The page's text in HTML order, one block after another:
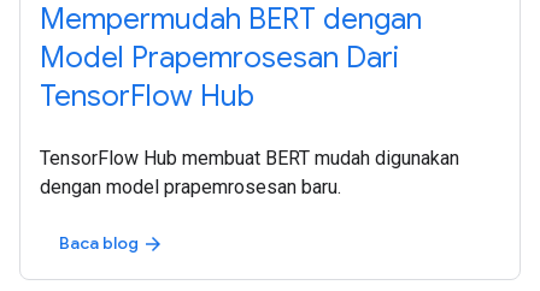
Mempermudah BERT dengan
Model Prapemrosesan Dari
TensorFlow Hub
TensorFlow Hub membuat BERT mudah digunakan
dengan model prapemrosesan baru.
Baca blog arrow_forward